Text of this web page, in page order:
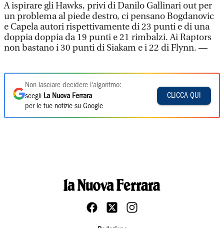
A ispirare gli Hawks, privi di Danilo Gallinari out per
un problema al piede destro, ci pensano Bogdanovic
e Capela autori rispettivamente di 23 punti e di una
doppia doppia da 19 punti e 21 rimbalzi. Ai Raptors
non bastano i 30 punti di Siakam e i 22 di Flynn. —
Non lasciare decidere l'algoritmo:
scegli La Nuova Ferrara
per le tue notizie su Google
CLICCA QUI